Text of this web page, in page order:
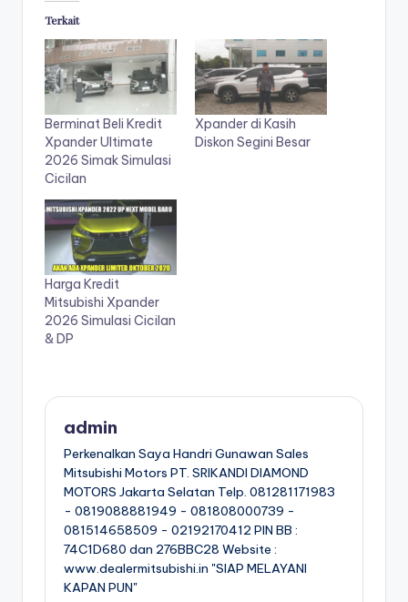
Terkait
Berminat Beli Kredit
Xpander Ultimate
2026 Simak Simulasi
Cicilan
Xpander di Kasih
Diskon Segini Besar
Harga Kredit
Mitsubishi Xpander
2026 Simulasi Cicilan
& DP
admin
Perkenalkan Saya Handri Gunawan Sales
Mitsubishi Motors PT. SRIKANDI DIAMOND
MOTORS Jakarta Selatan Telp. 081281171983
- 0819088881949 - 081808000739 -
081514658509 - 02192170412 PIN BB :
74C1D680 dan 276BBC28 Website :
www.dealermitsubishi.in "SIAP MELAYANI
KAPAN PUN"